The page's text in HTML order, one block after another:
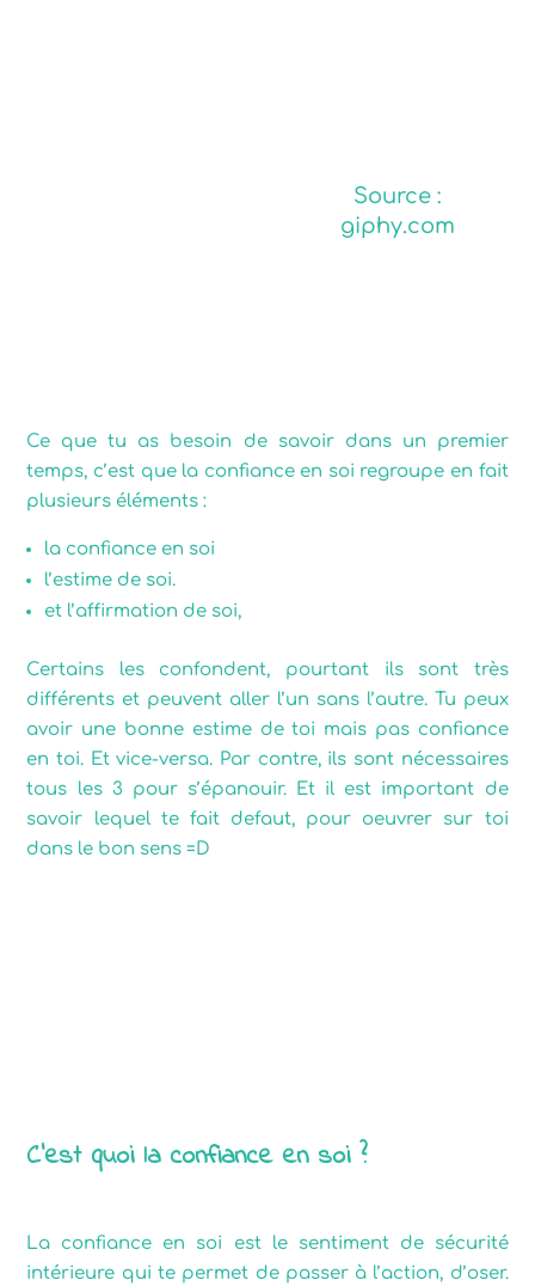
Source :
giphy.com
Ce que tu as besoin de savoir dans un premier
temps, c’est que la confiance en soi regroupe en fait
plusieurs éléments :
la confiance en soi
l’estime de soi.
et l’affirmation de soi,
Certains les confondent, pourtant ils sont très
différents et peuvent aller l’un sans l’autre. Tu peux
avoir une bonne estime de toi mais pas confiance
en toi. Et vice-versa. Par contre, ils sont nécessaires
tous les 3 pour s’épanouir. Et il est important de
savoir lequel te fait defaut, pour oeuvrer sur toi
dans le bon sens =D
C’est quoi la confiance en soi ?
La confiance en soi est le sentiment de sécurité
intérieure qui te permet de passer à l’action, d’oser.